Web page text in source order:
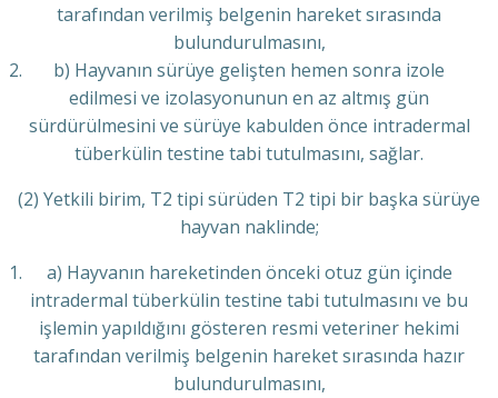
tarafından verilmiş belgenin hareket sırasında
bulundurulmasını,
b) Hayvanın sürüye gelişten hemen sonra izole
edilmesi ve izolasyonunun en az altmış gün
sürdürülmesini ve sürüye kabulden önce intradermal
tüberkülin testine tabi tutulmasını, sağlar.
(2) Yetkili birim, T2 tipi sürüden T2 tipi bir başka sürüye
hayvan naklinde;
a) Hayvanın hareketinden önceki otuz gün içinde
intradermal tüberkülin testine tabi tutulmasını ve bu
işlemin yapıldığını gösteren resmi veteriner hekimi
tarafından verilmiş belgenin hareket sırasında hazır
bulundurulmasını,